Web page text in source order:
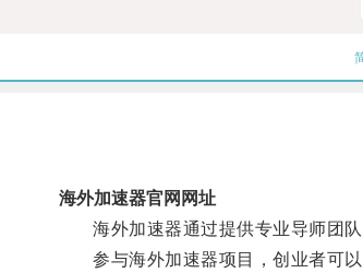
海外加速器官网网址
海外加速器通过提供专业导师团队
参与海外加速器项目，创业者可以